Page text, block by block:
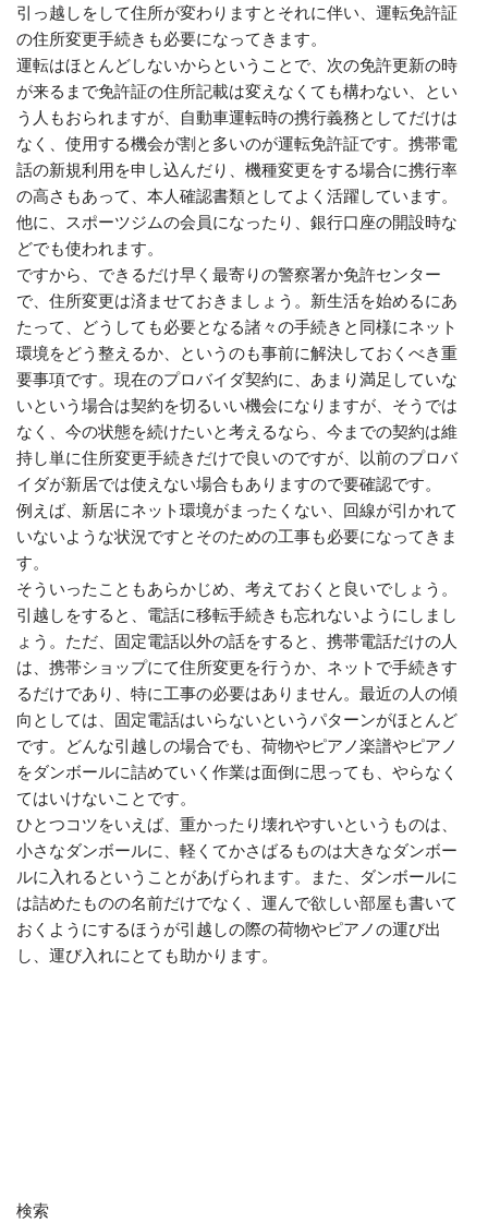
引っ越しをして住所が変わりますとそれに伴い、運転免許証
の住所変更手続きも必要になってきます。
運転はほとんどしないからということで、次の免許更新の時
が来るまで免許証の住所記載は変えなくても構わない、とい
う人もおられますが、自動車運転時の携行義務としてだけは
なく、使用する機会が割と多いのが運転免許証です。携帯電
話の新規利用を申し込んだり、機種変更をする場合に携行率
の高さもあって、本人確認書類としてよく活躍しています。
他に、スポーツジムの会員になったり、銀行口座の開設時な
どでも使われます。
ですから、できるだけ早く最寄りの警察署か免許センター
で、住所変更は済ませておきましょう。新生活を始めるにあ
たって、どうしても必要となる諸々の手続きと同様にネット
環境をどう整えるか、というのも事前に解決しておくべき重
要事項です。現在のプロバイダ契約に、あまり満足していな
いという場合は契約を切るいい機会になりますが、そうでは
なく、今の状態を続けたいと考えるなら、今までの契約は維
持し単に住所変更手続きだけで良いのですが、以前のプロバ
イダが新居では使えない場合もありますので要確認です。
例えば、新居にネット環境がまったくない、回線が引かれて
いないような状況ですとそのための工事も必要になってきま
す。
そういったこともあらかじめ、考えておくと良いでしょう。
引越しをすると、電話に移転手続きも忘れないようにしまし
ょう。ただ、固定電話以外の話をすると、携帯電話だけの人
は、携帯ショップにて住所変更を行うか、ネットで手続きす
るだけであり、特に工事の必要はありません。最近の人の傾
向としては、固定電話はいらないというパターンがほとんど
です。どんな引越しの場合でも、荷物やピアノ楽譜やピアノ
をダンボールに詰めていく作業は面倒に思っても、やらなく
てはいけないことです。
ひとつコツをいえば、重かったり壊れやすいというものは、
小さなダンボールに、軽くてかさばるものは大きなダンボー
ルに入れるということがあげられます。また、ダンボールに
は詰めたものの名前だけでなく、運んで欲しい部屋も書いて
おくようにするほうが引越しの際の荷物やピアノの運び出
し、運び入れにとても助かります。
検索